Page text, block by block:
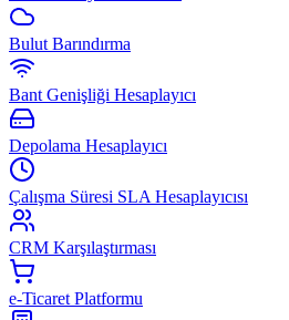
Bulut Barındırma
Bant Genişliği Hesaplayıcı
Depolama Hesaplayıcı
Çalışma Süresi SLA Hesaplayıcısı
CRM Karşılaştırması
e-Ticaret Platformu